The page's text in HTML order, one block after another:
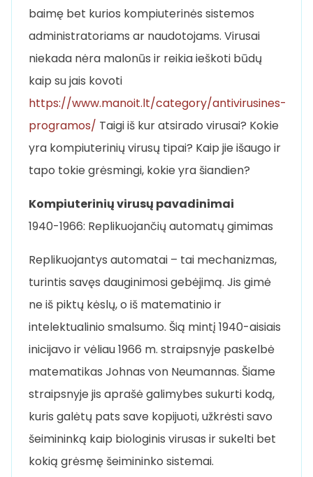
baimę bet kurios kompiuterinės sistemos
administratoriams ar naudotojams. Virusai
niekada nėra malonūs ir reikia ieškoti būdų
kaip su jais kovoti
https://www.manoit.lt/category/antivirusines-
programos/ Taigi iš kur atsirado virusai? Kokie
yra kompiuterinių virusų tipai? Kaip jie išaugo ir
tapo tokie grėsmingi, kokie yra šiandien?
Kompiuterinių virusų pavadinimai
1940-1966: Replikuojančių automatų gimimas
Replikuojantys automatai – tai mechanizmas,
turintis savęs dauginimosi gebėjimą. Jis gimė
ne iš piktų kėslų, o iš matematinio ir
intelektualinio smalsumo. Šią mintį 1940-aisiais
inicijavo ir vėliau 1966 m. straipsnyje paskelbė
matematikas Johnas von Neumannas. Šiame
straipsnyje jis aprašė galimybes sukurti kodą,
kuris galėtų pats save kopijuoti, užkrėsti savo
šeimininką kaip biologinis virusas ir sukelti bet
kokią grėsmę šeimininko sistemai.